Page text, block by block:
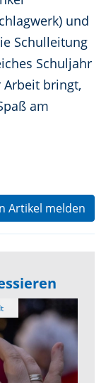
und
Schulleitung
Schuljahr
bringt,
am
Artikel melden
Realschule Neustadt